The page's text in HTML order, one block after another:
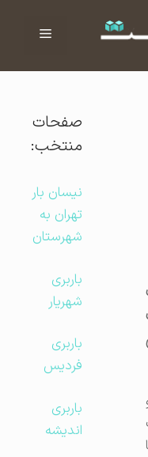
فهرست
صفحات
منتخب:
نیسان بار
تهران به
شهرستان
باربری
شهریار
باربری
فردیس
باربری
اندیشه